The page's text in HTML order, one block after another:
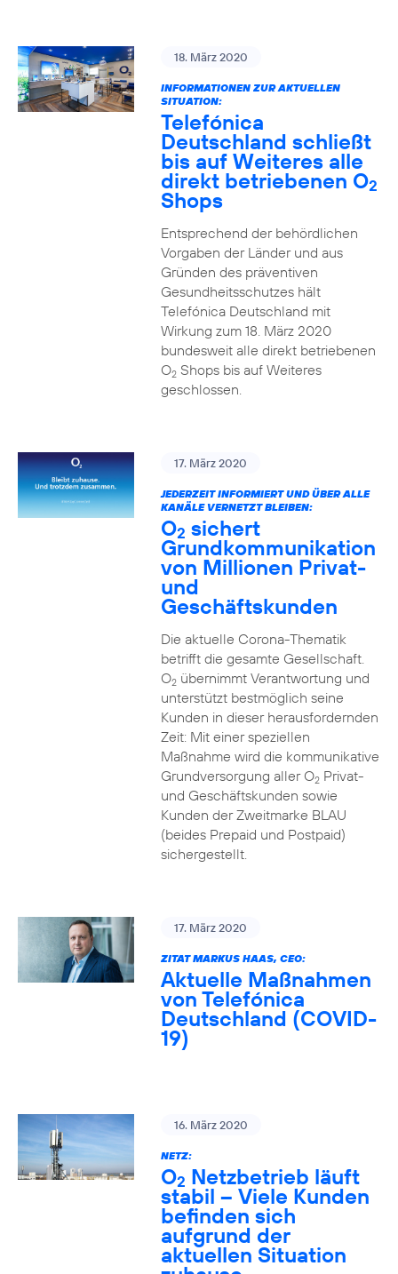
18. März 2020
INFORMATIONEN ZUR AKTUELLEN
SITUATION:
Telefónica
Deutschland schließt
bis auf Weiteres alle
direkt betriebenen O2
Shops
Entsprechend der behördlichen
Vorgaben der Länder und aus
Gründen des präventiven
Gesundheitsschutzes hält
Telefónica Deutschland mit
Wirkung zum 18. März 2020
bundesweit alle direkt betriebenen
O2Shops bis auf Weiteres
geschlossen.
17. März 2020
JEDERZEIT INFORMIERT UND ÜBER ALLE
KANÄLE VERNETZT BLEIBEN:
O2 sichert
Grundkommunikation
von Millionen Privat-
und
Geschäftskunden
Die aktuelle Corona-Thematik
betrifft die gesamte Gesellschaft.
O2übernimmt Verantwortung und
unterstützt bestmöglich seine
Kunden in dieser herausfordernden
Zeit: Mit einer speziellen
Maßnahme wird die kommunikative
Grundversorgung aller O2Privat-
und Geschäftskunden sowie
Kunden der Zweitmarke BLAU
(beides Prepaid und Postpaid)
sichergestellt.
17. März 2020
ZITAT MARKUS HAAS, CEO:
Aktuelle Maßnahmen
von Telefónica
Deutschland (COVID-
19)
16. März 2020
NETZ:
O2 Netzbetrieb läuft
stabil – Viele Kunden
befinden sich
aufgrund der
aktuellen Situation